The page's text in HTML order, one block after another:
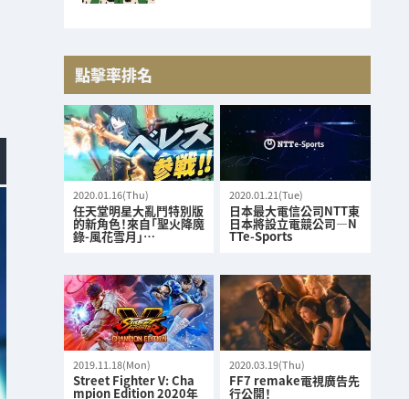
點擊率排名
2020.01.16(Thu)
任天堂明星大亂鬥特別版
的新角色！來自「聖火降魔
錄-風花雪月」…
2020.01.21(Tue)
日本最大電信公司NTT東
日本將設立電競公司—N
TTe-Sports
2019.11.18(Mon)
Street Fighter V: Cha
mpion Edition 2020年
2020.03.19(Thu)
FF7 remake電視廣告先
行公開！